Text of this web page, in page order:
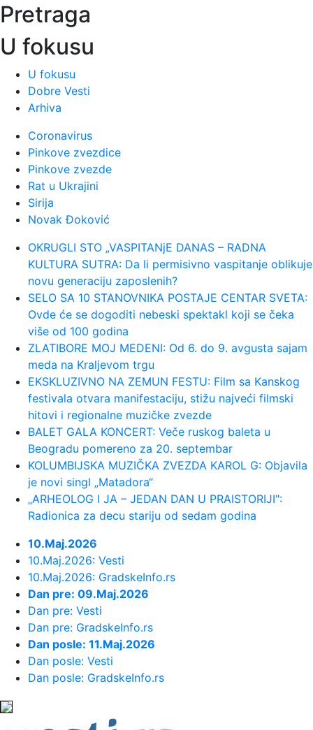
00:16:Zelenski smenio ambasadore u još
četiri države
00:09:
Partizan! Pogledajte hajlajtse p...
00:05:
opuštanje: Uvek ima mesta za napredak...
00:04:Vukotić ne zna ko je Baba: "Vidim
da ga svi hvale"
00:01: Na današnji dan, 7. avgust
23:59:U predgrađu Damaska podignut
autobus u vazduh, dve osobe poginul...
23:55:ROMAŠČENKO POSLE POTOPA U
HUMSKOJ: Jedna stvar posebno ga je ra...
23:54:Aleksić: "Nemamo čega da se
plašimo u Kazahstanu" VIDEO
23:48:Trener Tobola: "Hteli smo da
Partizan napada po krilu"
23:47:Škoda Peaq u serijskoj proizvodnji
23:44:"Mesi bi bio Pikaso" VIDEO
23:41:Marinović nakon pobjede: Zaslužili
smo još koji gol, ali svaka...
23:41:Može li ljetna avantura ipak nekako
prerasti u ozbiljnu vezu?
Pretraga
U fokusu
U fokusu
Dobre Vesti
Arhiva
Coronavirus
Pinkove zvezdice
Pinkove zvezde
Rat u Ukrajini
Sirija
Novak Đoković
OKRUGLI STO „VASPITANjE DANAS – RADNA
KULTURA SUTRA: Da li permisivno vaspitanje oblikuje
novu generaciju zaposlenih?
SELO SA 10 STANOVNIKA POSTAJE CENTAR SVETA:
Ovde će se dogoditi nebeski spektakl koji se čeka
više od 100 godina
ZLATIBORE MOJ MEDENI: Od 6. do 9. avgusta sajam
meda na Kraljevom trgu
EKSKLUZIVNO NA ZEMUN FESTU: Film sa Kanskog
festivala otvara manifestaciju, stižu najveći filmski
hitovi i regionalne muzičke zvezde
BALET GALA KONCERT: Veče ruskog baleta u
Beogradu pomereno za 20. septembar
KOLUMBIJSKA MUZIČKA ZVEZDA KAROL G: Objavila
je novi singl „Matadora“
„ARHEOLOG I JA – JEDAN DAN U PRAISTORIJI":
Radionica za decu stariju od sedam godina
10.Maj.2026
10.Maj.2026: Vesti
10.Maj.2026: GradskeInfo.rs
Dan pre: 09.Maj.2026
Dan pre: Vesti
Dan pre: GradskeInfo.rs
Dan posle: 11.Maj.2026
Dan posle: Vesti
Dan posle: GradskeInfo.rs